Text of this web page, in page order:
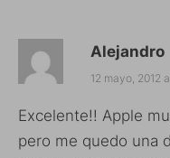
Alejandro
12 mayo, 2012
Excelente!! Apple
pero me quedo una